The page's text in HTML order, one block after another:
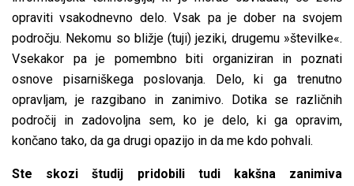
opraviti vsakodnevno delo. Vsak pa je dober na svojem
področju. Nekomu so bližje (tuji) jeziki, drugemu »številke«.
Vsekakor pa je pomembno biti organiziran in poznati
osnove pisarniškega poslovanja. Delo, ki ga trenutno
opravljam, je razgibano in zanimivo. Dotika se različnih
področij in zadovoljna sem, ko je delo, ki ga opravim,
končano tako, da ga drugi opazijo in da me kdo pohvali.
Ste skozi študij pridobili tudi kakšna zanimiva